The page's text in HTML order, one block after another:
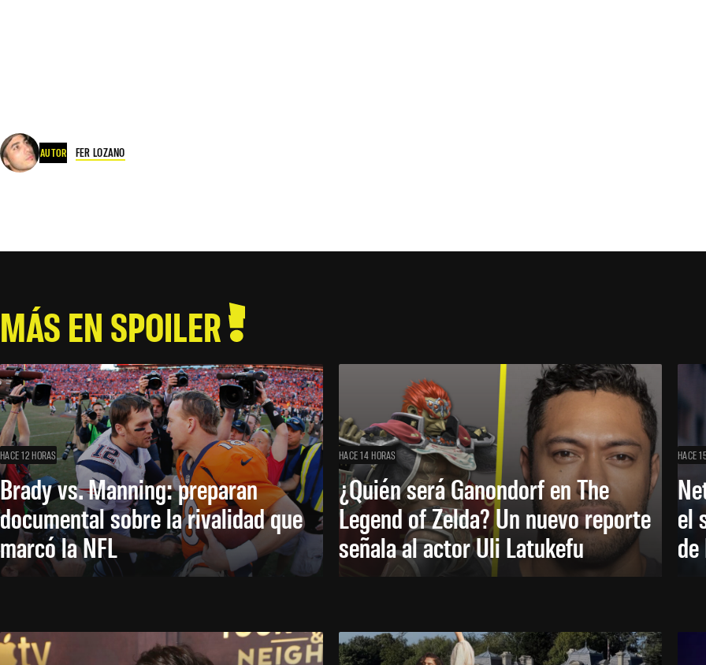
AUTOR FER LOZANO
MÁS EN SPOILER
HACE 12 HORAS
Brady vs. Manning: preparan
documental sobre la rivalidad que
marcó la NFL
HACE 14 HORAS
¿Quién será Ganondorf en The
Legend of Zelda? Un nuevo reporte
señala al actor Uli Latukefu
HACE
el